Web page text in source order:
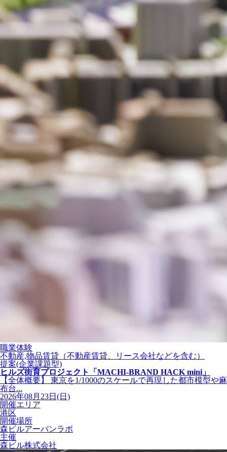
職業体験
不動産,物品賃貸（不動産賃貸、リース会社などを含む）
提案(企業課題型)
ヒルズ街育プロジェクト「MACHI-BRAND HACK mini」
【全体概要】 東京を1/1000のスケールで再現した都市模型や麻
布台...
2026年08月23日(日)
開催エリア
港区
開催場所
森ビルアーバンラボ
主催
森ビル株式会社